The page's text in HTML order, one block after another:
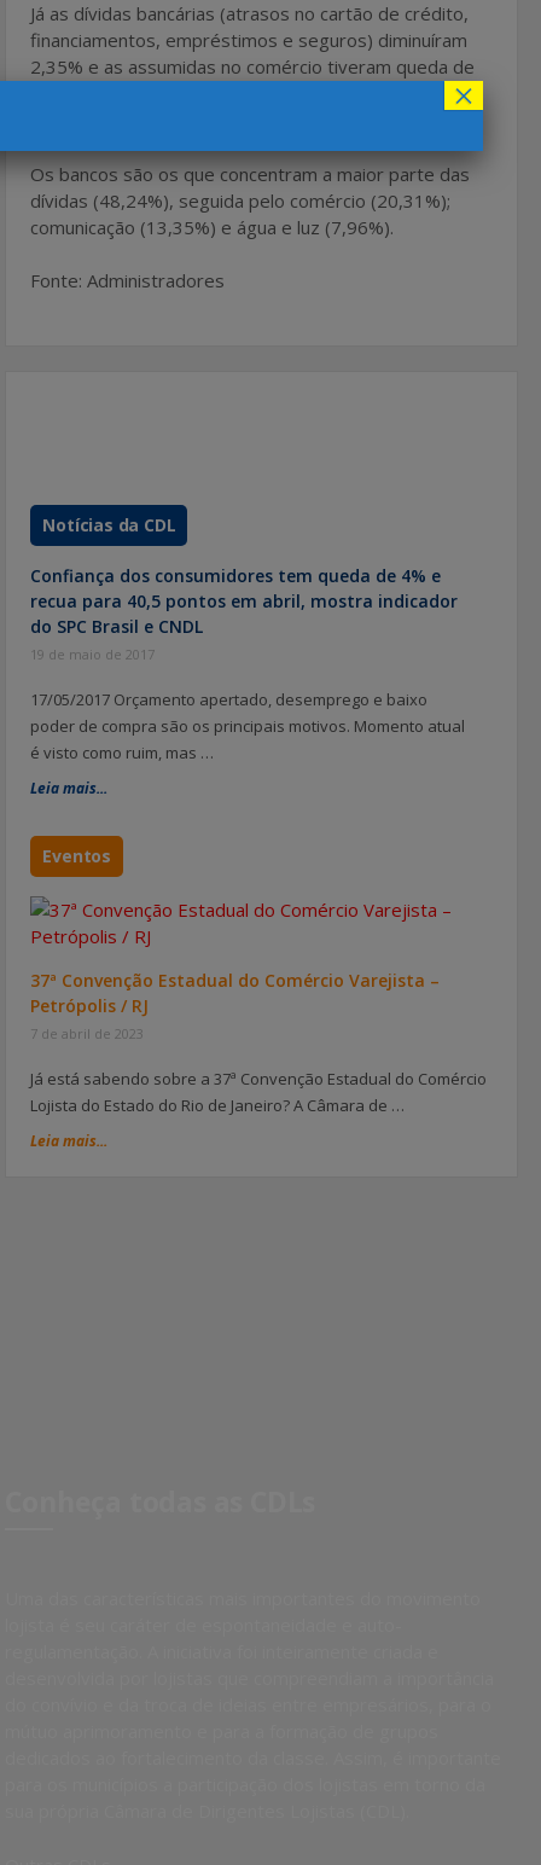
Já as dívidas bancárias (atrasos no cartão de crédito,
financiamentos, empréstimos e seguros) diminuíram
2,35% e as assumidas no comércio tiveram queda de
2,63%. Ocorreu alta apenas em relação às tarifas de
Os bancos são os que concentram a maior parte das
dívidas (48,24%), seguida pelo comércio (20,31%);
comunicação (13,35%) e água e luz (7,96%).
Fonte: Administradores
Notícias da CDL
Confiança dos consumidores tem queda de 4% e
recua para 40,5 pontos em abril, mostra indicador
do SPC Brasil e CNDL
19 de maio de 2017
17/05/2017 Orçamento apertado, desemprego e baixo
poder de compra são os principais motivos. Momento atual
é visto como ruim, mas …
Leia mais...
Eventos
37ª Convenção Estadual do Comércio Varejista –
Petrópolis / RJ
7 de abril de 2023
Já está sabendo sobre a 37ª Convenção Estadual do Comércio
Lojista do Estado do Rio de Janeiro? A Câmara de …
Leia mais...
×